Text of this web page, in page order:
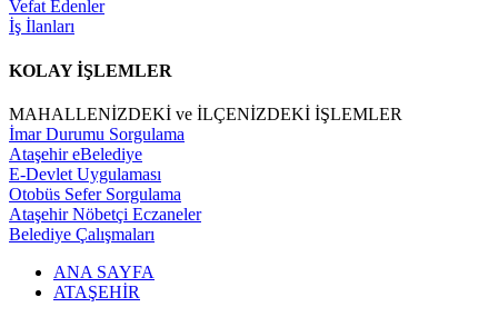
Vefat Edenler
İş İlanları
KOLAY İŞLEMLER
MAHALLENİZDEKİ ve İLÇENİZDEKİ İŞLEMLER
İmar Durumu Sorgulama
Ataşehir eBelediye
E-Devlet Uygulaması
Otobüs Sefer Sorgulama
Ataşehir Nöbetçi Eczaneler
Belediye Çalışmaları
ANA SAYFA
ATAŞEHİR